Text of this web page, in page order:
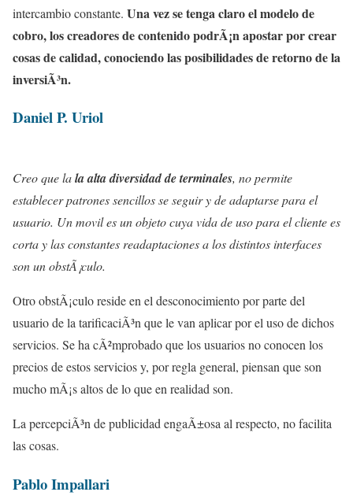
intercambio constante. Una vez se tenga claro el modelo de
cobro, los creadores de contenido podrÃ¡n apostar por crear
cosas de calidad, conociendo las posibilidades de retorno de la
inversiÃ³n.
Daniel P. Uriol
Creo que lala alta diversidad de terminales, no permite
establecer patrones sencillos se seguir y de adaptarse para el
usuario. Un movil es un objeto cuya vida de uso para el cliente es
corta y las constantes readaptaciones a los distintos interfaces
son un obstÃ¡culo.
Otro obstÃ¡culo reside en el desconocimiento por parte del
usuario de la tarificaciÃ³n que le van aplicar por el uso de dichos
servicios. Se ha cÃ²mprobado que los usuarios no conocen los
precios de estos servicios y, por regla general, piensan que son
mucho mÃ¡s altos de lo que en realidad son.
La percepciÃ³n de publicidad engaÃ±osa al respecto, no facilita
las cosas.
Pablo Impallari